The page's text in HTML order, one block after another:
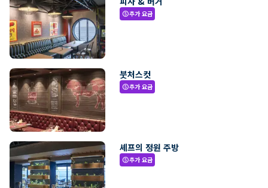
paid추가 요금
붓처스컷
paid추가 요금
셰프의 정원 주방
paid추가 요금